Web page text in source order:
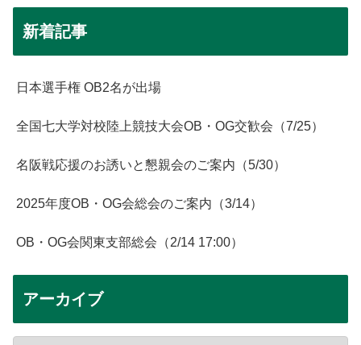
新着記事
日本選手権 OB2名が出場
全国七大学対校陸上競技大会OB・OG交歓会（7/25）
名阪戦応援のお誘いと懇親会のご案内（5/30）
2025年度OB・OG会総会のご案内（3/14）
OB・OG会関東支部総会（2/14 17:00）
アーカイブ